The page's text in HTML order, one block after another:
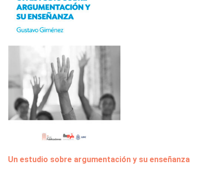
Un estudio sobre argumentación y su enseñanza